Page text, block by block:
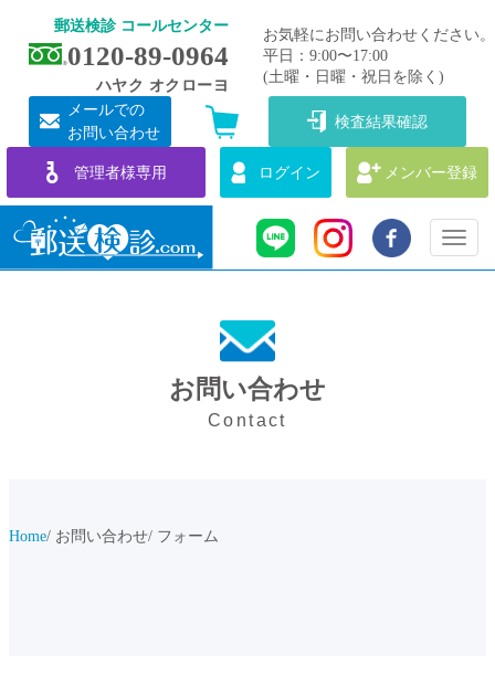
郵送検診 コールセンター
0120-89-0964
ハヤク オクローヨ
お気軽にお問い合わせください。
平日：9:00〜17:00
(土曜・日曜・祝日を除く)
メールでの
お問い合わせ
検査結果確認
管理者様専用 ログイン メンバー登録
Toggle
お問い合わせ
Contact
Home お問い合わせ フォーム